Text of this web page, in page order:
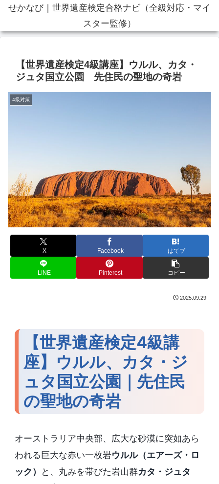
せかなび｜世界遺産検定合格ナビ（全級対応・マイ
スター監修）
【世界遺産検定4級講座】ウルル、カタ・
ジュタ国立公園 先住民の聖地の奇岩
4級対策
X Facebook はてブ
LINE Pinterest コピー
2025.09.29
【世界遺産検定4級講
座】ウルル、カタ・ジ
ュタ国立公園｜先住民
の聖地の奇岩
オーストラリア中央部、広大な砂漠に突如あら
われる巨大な赤い一枚岩ウルル（エアーズ・ロ
ック）
と、丸みを帯びた岩山群カタ・ジュタ